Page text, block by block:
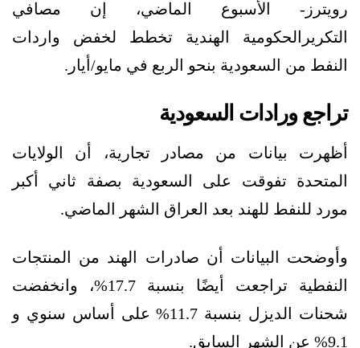
رويترز- الأسبوع الماضي، إن مصافي
التكريرالحكومية الهندية تخطط لخفض واردات
النفط من السعودية بنحو الربع في مايو/أيار.
تراجع ورادات السعودية
أظهرت بيانات من مصادر تجارية، أن الولايات
المتحدة تفوقت على السعودية بصفة ثاني أكبر
مورد للنفط للهند بعد العراق الشهر الماضي.
وأوضحت البيانات أن صادرات الهند من المنتجات
النفطية تراجعت أيضًا بنسبة 17.7%، وانخفضت
شحنات الديزل بنسبة 11.7% على أساس سنوي و
9.1% عن الشهر السابق.